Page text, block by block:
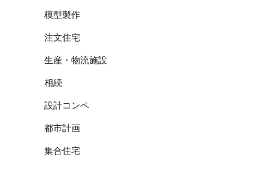
模型製作
注文住宅
生産・物流施設
相続
設計コンペ
都市計画
集合住宅